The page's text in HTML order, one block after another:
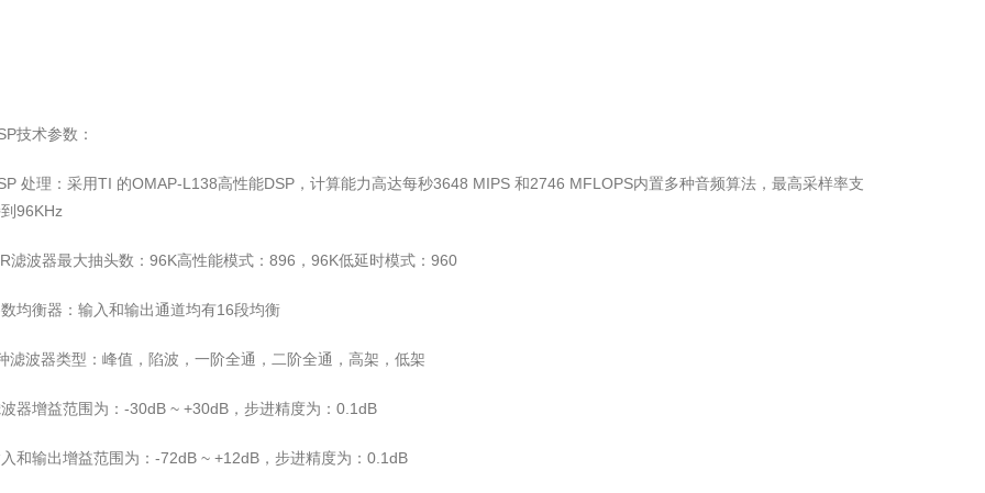
技术参数：
处理：采用TI 的OMAP-L138高性能DSP，计算能力高达每秒3648 MIPS 和2746 MFLOPS内置多种音频算法，最高采样率支
96KHz
滤波器最大抽头数：96K高性能模式：896，96K低延时模式：960
均衡器：输入和输出通道均有16段均衡
滤波器类型：峰值，陷波，一阶全通，二阶全通，高架，低架
器增益范围为：-30dB ~ +30dB，步进精度为：0.1dB
和输出增益范围为：-72dB ~ +12dB，步进精度为：0.1dB